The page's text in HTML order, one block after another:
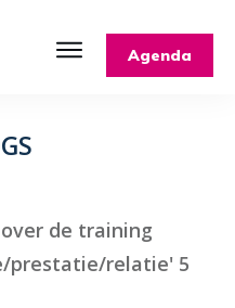
Agenda
over de training
prestatie/relatie' 5